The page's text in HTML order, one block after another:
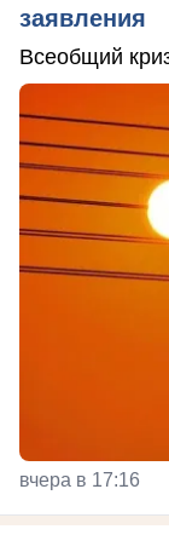
заявления
Всеобщий
вчера в 17:16